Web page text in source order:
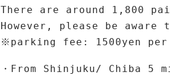
There are around 1,800
However, please be
※parking fee: 1500yen
・From Shinjuku/ Chiba